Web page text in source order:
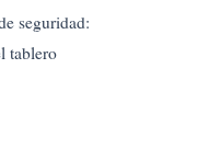
seguridad:
tablero